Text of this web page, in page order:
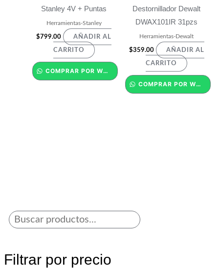
Filtrar por precio
Stanley 4V + Puntas
Herramientas-Stanley
$799.00 AÑADIR AL
CARRITO
COMPRAR POR WHATSAPP
Destornillador Dewalt
DWAX101IR 31pzs
Herramientas-Dewalt
$359.00 AÑADIR AL
CARRITO
COMPRAR POR WHATSAPP